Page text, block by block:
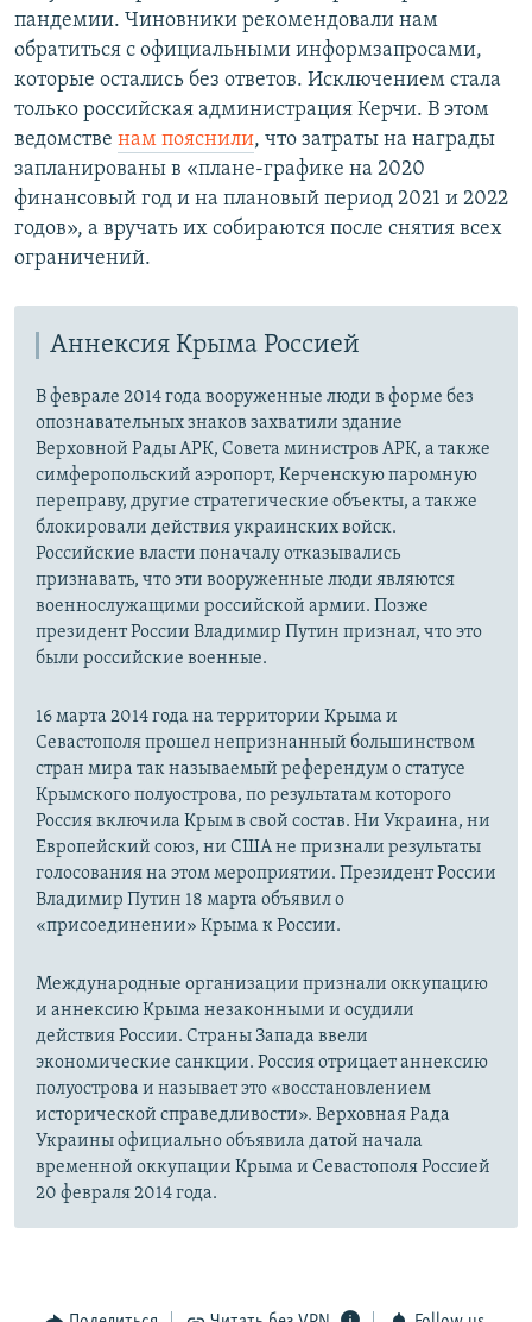
пандемии. Чиновники рекомендовали нам
обратиться с официальными информзапросами,
которые остались без ответов. Исключением стала
только российская администрация Керчи. В этом
ведомстве нам пояснили, что затраты на награды
запланированы в «плане-графике на 2020
финансовый год и на плановый период 2021 и 2022
годов», а вручать их собираются после снятия всех
ограничений.
Аннексия Крыма Россией
В феврале 2014 года вооруженные люди в форме без
опознавательных знаков захватили здание
Верховной Рады АРК, Совета министров АРК, а также
симферопольский аэропорт, Керченскую паромную
переправу, другие стратегические объекты, а также
блокировали действия украинских войск.
Российские власти поначалу отказывались
признавать, что эти вооруженные люди являются
военнослужащими российской армии. Позже
президент России Владимир Путин признал, что это
были российские военные.
16 марта 2014 года на территории Крыма и
Севастополя прошел непризнанный большинством
стран мира так называемый референдум о статусе
Крымского полуострова, по результатам которого
Россия включила Крым в свой состав. Ни Украина, ни
Европейский союз, ни США не признали результаты
голосования на этом мероприятии. Президент России
Владимир Путин 18 марта объявил о
«присоединении» Крыма к России.
Международные организации признали оккупацию
и аннексию Крыма незаконными и осудили
действия России. Страны Запада ввели
экономические санкции. Россия отрицает аннексию
полуострова и называет это «восстановлением
исторической справедливости». Верховная Рада
Украины официально объявила датой начала
временной оккупации Крыма и Севастополя Россией
20 февраля 2014 года.